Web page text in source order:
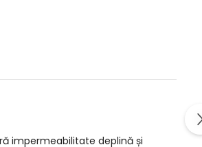
impermeabilitate deplină și